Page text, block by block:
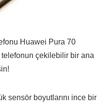
Huawei Pura 70
çekilebilir bir ana
sensör boyutlarını ince bir